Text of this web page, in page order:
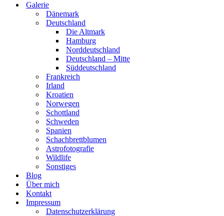
Galerie
Dänemark
Deutschland
Die Altmark
Hamburg
Norddeutschland
Deutschland – Mitte
Süddeutschland
Frankreich
Irland
Kroatien
Norwegen
Schottland
Schweden
Spanien
Schachbrettblumen
Astrofotografie
Wildlife
Sonstiges
Blog
Über mich
Kontakt
Impressum
Datenschutzerklärung